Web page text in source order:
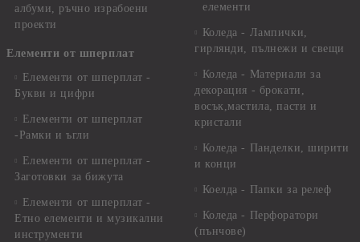
албуми, ръчно израбоени
проекти
Елементи от шперплат
Елементи от шперплат -
Букви и цифри
Елементи от шперплат
-Рамки и ъгли
Елементи от шперплат -
Заготовки за бижута
Елементи от шперплат -
Етно елементи и музикални
инструменти
елементи
Коледа - Лампички,
гирлянди, пълнежи и свещи
Коледа - Материали за
декорация - брокати,
восък,мастила, пасти и
кристали
Коледа - Панделки, ширити
и конци
Коелда - Папки за релеф
Коледа - Перфоратори
(пънчове)